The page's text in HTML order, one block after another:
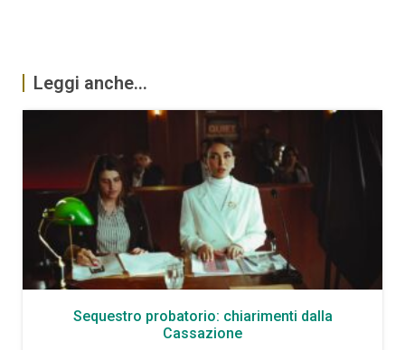
Leggi anche...
Sequestro probatorio: chiarimenti dalla
Cassazione